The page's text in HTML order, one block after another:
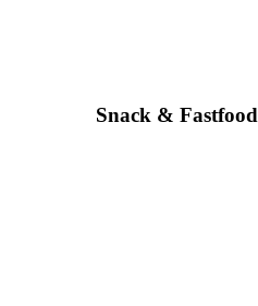
Snack & Fastfood